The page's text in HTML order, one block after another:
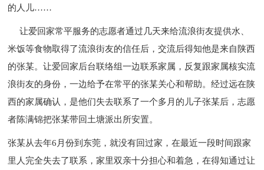
的人儿……
让爱回家常平服务的志愿者通过几天来给流浪街友提供水、
米饭等食物取得了流浪街友的信任后，交流后得知他是来自陕西
的张某。让爱回家后台联络组一边联系家属，反复跟家属核实流
浪街友的身份，一边给予在常平的张某关心和帮助。经过远在陕
西的家属确认，是他们失去联系了一个多月的儿子张某后，志愿
者陈满锦把张某带回土塘派出所安置。
张某从去年6月份到东莞，就没有回过家，在最近一段时间跟家
里人完全失去了联系，家里双亲十分担心和着急，在得知通过让